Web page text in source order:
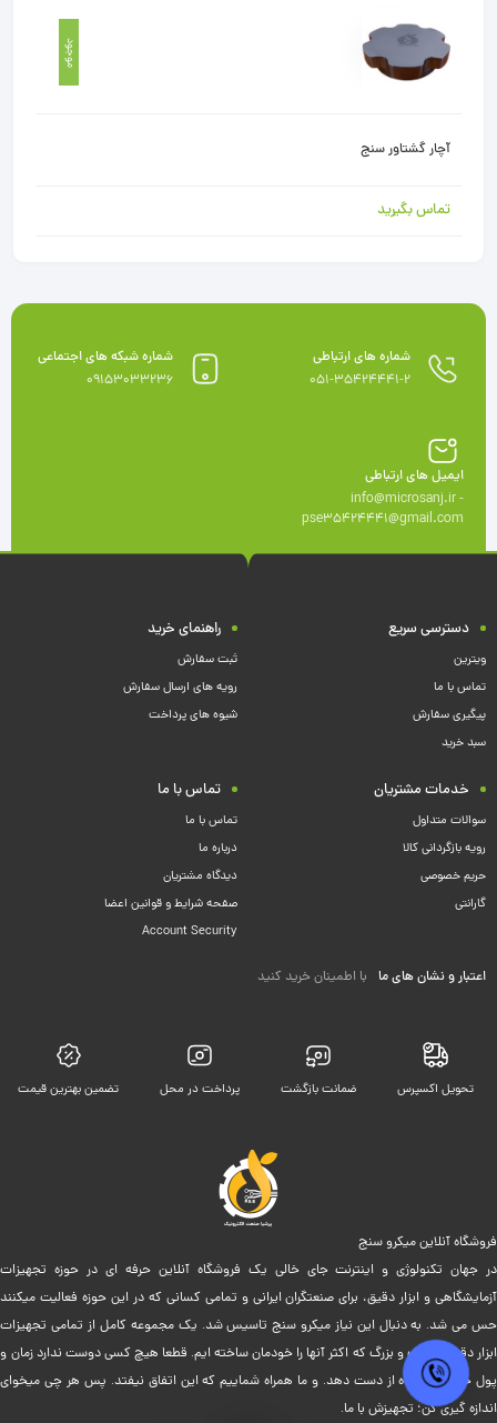
موجود
آچار گشتاور سنج
تماس بگیرید
شماره های ارتباطی
051-35424441-2
شماره شبکه های اجتماعی
09153033236
ایمیل های ارتباطی
info@microsanj.ir -
pse35424441@gmail.com
دسترسی سریع
ویترین
تماس با ما
پیگیری سفارش
سبد خرید
راهنمای خرید
ثبت سفارش
رویه های ارسال سفارش
شیوه های پرداخت
خدمات مشتریان
سوالات متداول
رویه بازگردانی کالا
حریم خصوصی
گارانتی
تماس با ما
تماس با ما
درباره ما
دیدگاه مشتریان
صفحه شرایط و قوانین اعضا
Account Security
اعتبار و نشان های ما با اطمینان خرید کنید
تحویل اکسپرس ضمانت بازگشت پرداخت در محل تضمین بهترین قیمت
فروشگاه آنلاین میکرو سنج
در جهان تکنولوژی و اینترنت جای خالی یک فروشگاه آنلاین حرفه ای در حوزه تجهیزات
آزمایشگاهی و ابزار دقیق، برای صنعتگران ایرانی و تمامی کسانی که در این حوزه فعالیت میکنند
حس می شد. به دنبال این نیاز میکرو سنج تاسیس شد. یک مجموعه کامل از تمامی تجهیزات
ابزار دقیق کوچک و بزرگ که اکثر آنها را خودمان ساخته ایم. قطعا هیچ کسی دوست ندارد زمان و
پول خود را بیهوده از دست دهد. و ما همراه شماییم که این اتفاق نیفتد. پس هر چی میخوای
اندازه گیری کن؛ تجهیزش با ما.